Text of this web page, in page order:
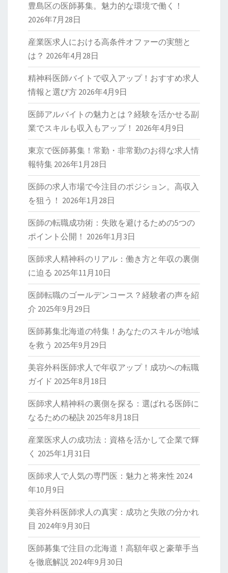
豊島区の医師募集。魅力的な環境で働く！
2026年7月28日
産業医求人における高条件オファーの実態と
は？ 2026年4月28日
精神科医師バイトで収入アップ！おすすめ求人
情報と選び方 2026年4月9日
医師アルバイトの魅力とは？経験を活かせる副
業でスキルも収入もアップ！ 2026年4月9日
東京で医師募集！常勤・非常勤のお得な求人情
報特集 2026年1月28日
医師の求人市場で今注目のポジション。高収入
を狙う！ 2026年1月28日
医師の転職成功術：失敗を避けるための5つの
ポイント公開！ 2026年1月3日
医師求人精神科のリアル：働き方と年収の裏側
に迫る 2025年11月10日
医師転職のゴールデンコース？経験者の声を紹
介 2025年9月29日
医師募集北海道の特集！あなたのスキルが地域
を救う 2025年9月29日
美容外科医師求人で年収アップ！成功への転職
ガイド 2025年8月18日
医師求人精神科の裏側を探る：選ばれる医師に
なるための秘訣 2025年8月18日
産業医求人の成功法：資格を活かして企業で輝
く 2025年1月31日
医師求人で人気の専門医：魅力と将来性 2024
年10月9日
美容外科医師求人の真実：成功と失敗の分かれ
目 2024年9月30日
医師募集で注目の北海道！高額年収と豪華手当
を徹底解説 2024年9月30日